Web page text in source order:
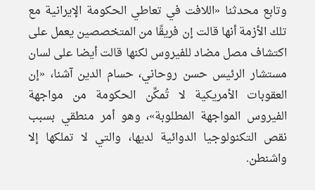
وتابع محدثنا «اللافت في تعاطي الحكومة الإيرانية مع
تلك الأزمة أنها قالت إن فريقًا من المتخصصين يعمل على
اكتشاف مصل مضاد للفيروس لكنها قالت أيضا على لسان
مستشار الرئيس حسن روحاني، حسام الدين آشنا، «إن
العقوبات الأمريكية لا تُمكِّن الحكومة من مواجهة
الفيروس المواجهة المطلوبة»، وهو أمر منطقي بسبب
نقص التكنولوجيا الدوائية لديها، والتي لا تملكها إلا
واشنطن.